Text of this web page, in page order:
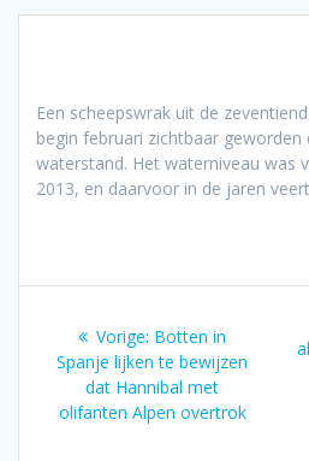
Een scheepswrak uit de
begin februari zichtbaar geworden
waterstand. Het waterniveau was
2013, en daarvoor in de jaren
navigatie
Vorige: Vorig
bericht:
Botten in
Spanje lijken te bewijzen
dat Hannibal met
olifanten Alpen overtrok